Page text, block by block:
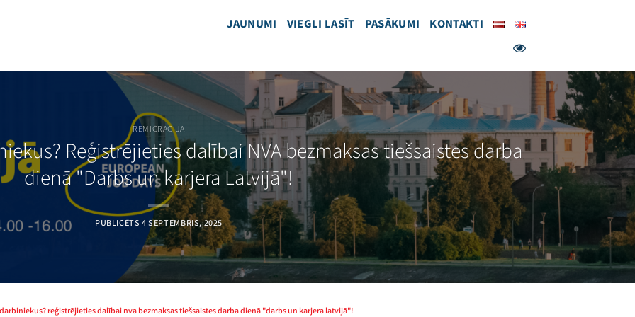
JAUNUMI VIEGLI LASĪT PASĀKUMI KONTAKTI
REMIGRĀCIJA
Reģistrējieties dalībai NVA bezmaksas tiešsaistes darba
dienā "Darbs un karjera Latvijā"!
PUBLICĒTS4 SEPTEMBRIS, 2025
reģistrējieties dalībai nva bezmaksas tiešsaistes darba dienā "darbs un karjera latvijā"!